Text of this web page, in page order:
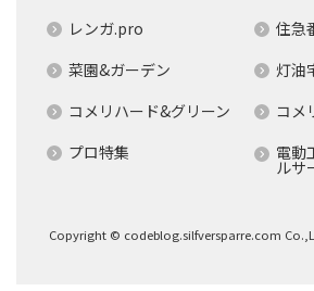
レンガ.pro
住急
菜園&ガーデン
灯油
コメリハード&グリーン
コメ
プロ特集
電動
ルサ
Copyright © codeblog.silfversparre.com